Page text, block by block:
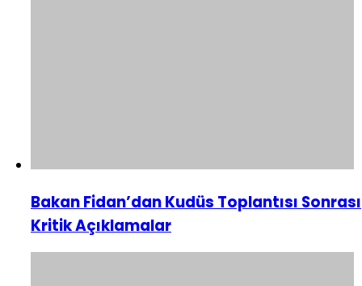
Bakan Fidan’dan Kudüs Toplantısı Sonrası
Kritik Açıklamalar